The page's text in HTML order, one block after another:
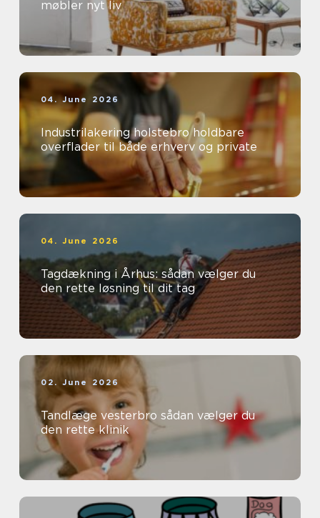
møbler nyt liv
04. June 2026
Industrilakering holstebro holdbare
overflader til både erhverv og private
04. June 2026
Tagdækning i Århus: sådan vælger du
den rette løsning til dit tag
02. June 2026
Tandlæge vesterbro sådan vælger du
den rette klinik